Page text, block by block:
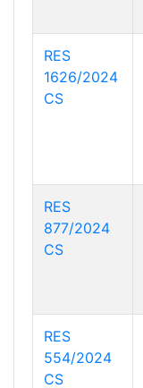
RES
1626/2024
CS
RES
877/2024
CS
RES
554/2024
CS